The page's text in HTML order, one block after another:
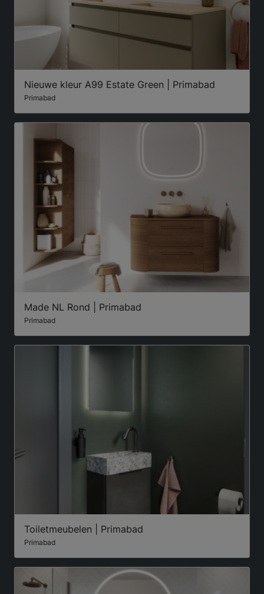
Nieuwe kleur A99 Estate Green | Primabad
Primabad
Made NL Rond | Primabad
Primabad
Toiletmeubelen | Primabad
Primabad